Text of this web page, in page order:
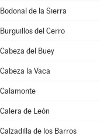
Bodonal de la Sierra
Burguillos del Cerro
Cabeza del Buey
Cabeza la Vaca
Calamonte
Calera de León
Calzadilla de los Barros